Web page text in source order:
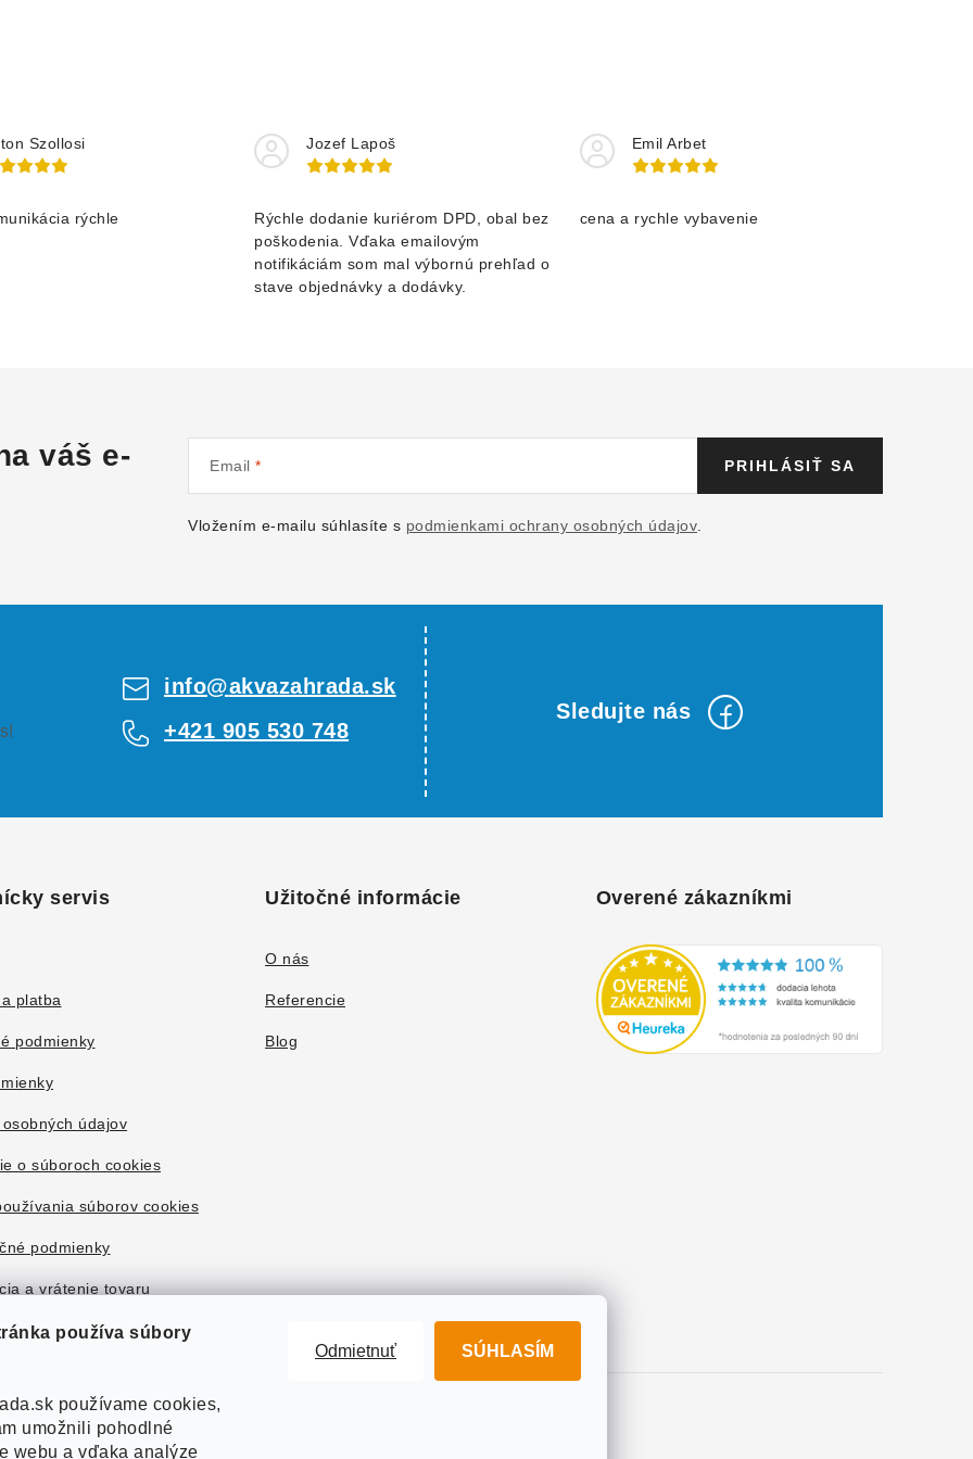
používa súbory
používame cookies,
umožnili pohodlné
webu a vďaka analýze
Odmietnuť SÚHLASÍM
Szollosi
rýchle
Jozef Lapoš
Rýchle dodanie kuriérom DPD, obal bez
poškodenia. Vďaka emailovým
notifikáciám som mal výbornú prehľad o
stave objednávky a dodávky.
Emil Arbet
cena a rychle vybavenie
váš e-
Email
Vložením e-mailu súhlasíte s podmienkami ochrany osobných údajov
PRIHLÁSIŤ SA
info@akvazahrada.sk
+421 905 530 748
servis
platba
podmienky
údajov
o súboroch cookies
súborov cookies
podmienky
a vrátenie tovaru
Užitočné informácie
O nás
Referencie
Blog
Overené zákazníkmi